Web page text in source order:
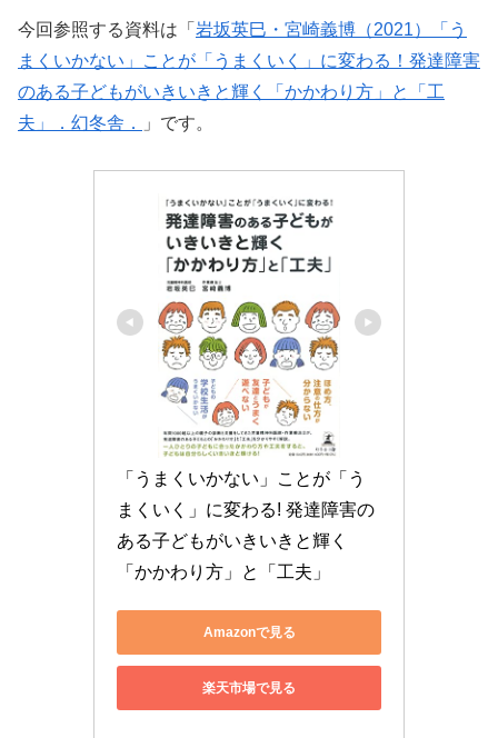
今回参照する資料は「 岩坂英巳・宮崎義博（2021）「う
まくいかない」ことが「うまくいく」に変わる！発達障害
のある子どもがいきいきと輝く「かかわり方」と「工
夫」．幻冬舎．
」です。
「うまくいかない」ことが「う
まくいく」に変わる! 発達障害の
ある子どもがいきいきと輝く
「かかわり方」と「工夫」
Amazonで見る
楽天市場で見る